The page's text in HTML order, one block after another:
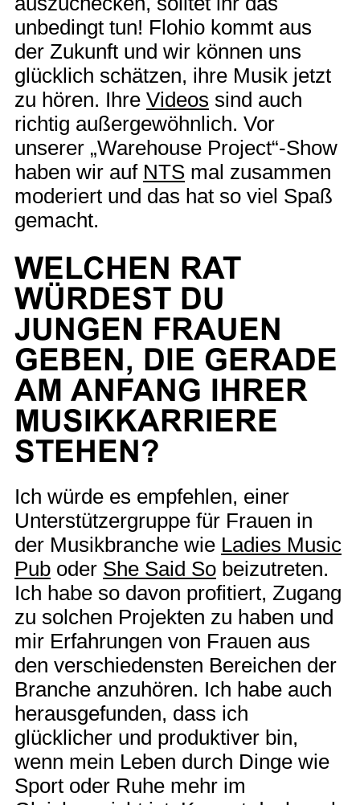
unbedingt tun! Flohio kommt aus
der Zukunft und wir können uns
glücklich schätzen, ihre Musik jetzt
zu hören. Ihre Videos sind auch
richtig außergewöhnlich. Vor
unserer „Warehouse Project“-Show
haben wir auf NTS mal zusammen
moderiert und das hat so viel Spaß
gemacht.
WELCHEN RAT
WÜRDEST DU
JUNGEN FRAUEN
GEBEN, DIE GERADE
AM ANFANG IHRER
MUSIKKARRIERE
STEHEN?
Ich würde es empfehlen, einer
Unterstützergruppe für Frauen in
der Musikbranche wie Ladies Music
Pub oder She Said So beizutreten.
Ich habe so davon profitiert, Zugang
zu solchen Projekten zu haben und
mir Erfahrungen von Frauen aus
den verschiedensten Bereichen der
Branche anzuhören. Ich habe auch
herausgefunden, dass ich
glücklicher und produktiver bin,
wenn mein Leben durch Dinge wie
Sport oder Ruhe mehr im